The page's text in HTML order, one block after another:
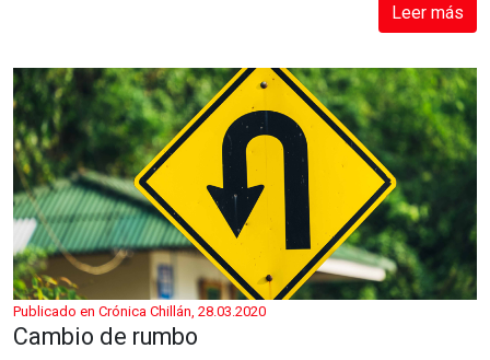
Leer más
Publicado en Crónica Chillán, 28.03.2020
Cambio de rumbo